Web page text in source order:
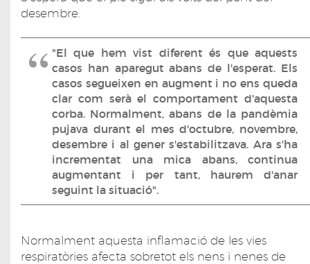
desembre.
"El que hem vist diferent és que aquests
casos han aparegut abans de l'esperat. Els
casos segueixen en augment i no ens queda
clar com serà el comportament d'aquesta
corba. Normalment, abans de la pandèmia
pujava durant el mes d'octubre, novembre,
desembre i al gener s'estabilitzava. Ara s'ha
incrementat una mica abans, continua
augmentant i per tant, haurem d'anar
seguint la situació".
Normalment aquesta inflamació de les vies
respiratòries afecta sobretot els nens i nenes de